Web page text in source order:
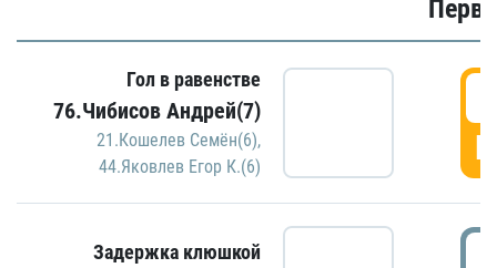
Гол в равенстве
76.Чибисов Андрей(7)
21.Кошелев Семён(6),
44.Яковлев Егор К.(6)
Задержка клюшкой